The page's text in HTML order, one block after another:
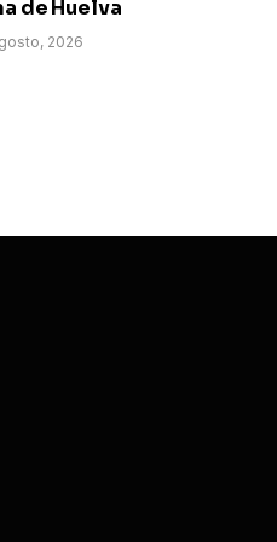
de Huelva
2026